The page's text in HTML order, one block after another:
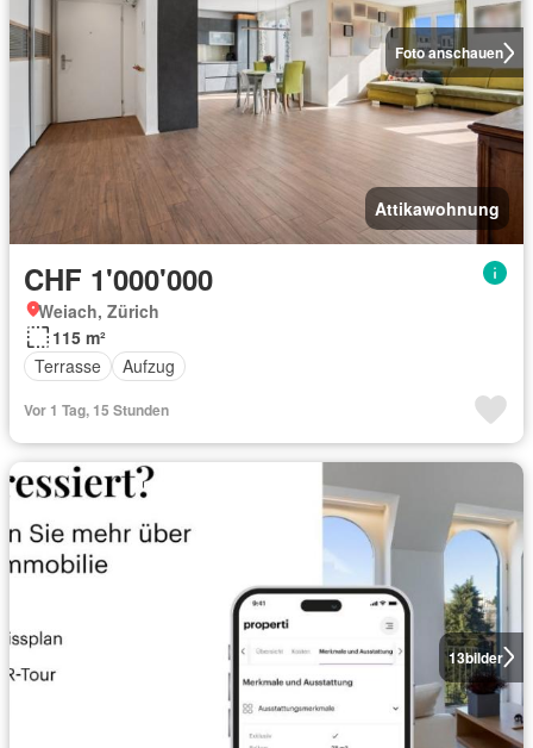
Foto anschauen
Attikawohnung
CHF 1'000'000
Weiach, Zürich
115 m²
Terrasse
Aufzug
Vor 1 Tag, 15 Stunden
13bilder